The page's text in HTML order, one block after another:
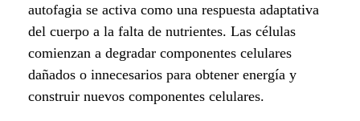
autofagia se activa como una respuesta adaptativa
del cuerpo a la falta de nutrientes. Las células
comienzan a degradar componentes celulares
dañados o innecesarios para obtener energía y
construir nuevos componentes celulares.